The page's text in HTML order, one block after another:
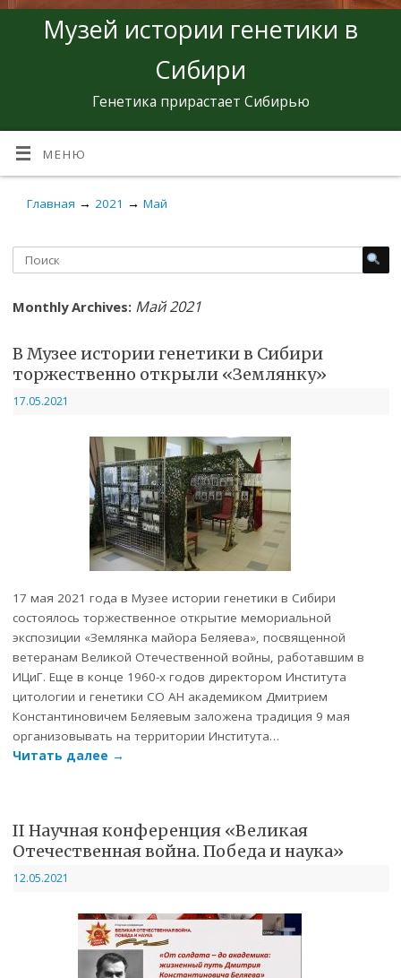
Музей истории генетики в
Сибири
Генетика прирастает Сибирью
МЕНЮ
Главная → 2021 → Май
Monthly Archives: Май 2021
В Музее истории генетики в Сибири
торжественно открыли «Землянку»
17.05.2021
17 мая 2021 года в Музее истории генетики в Сибири
состоялось торжественное открытие мемориальной
экспозиции «Землянка майора Беляева», посвященной
ветеранам Великой Отечественной войны, работавшим в
ИЦиГ. Еще в конце 1960-х годов директором Института
цитологии и генетики СО АН академиком Дмитрием
Константиновичем Беляевым заложена традиция 9 мая
организовывать на территории Института…
Читать далее →
II Научная конференция «Великая
Отечественная война. Победа и наука»
12.05.2021